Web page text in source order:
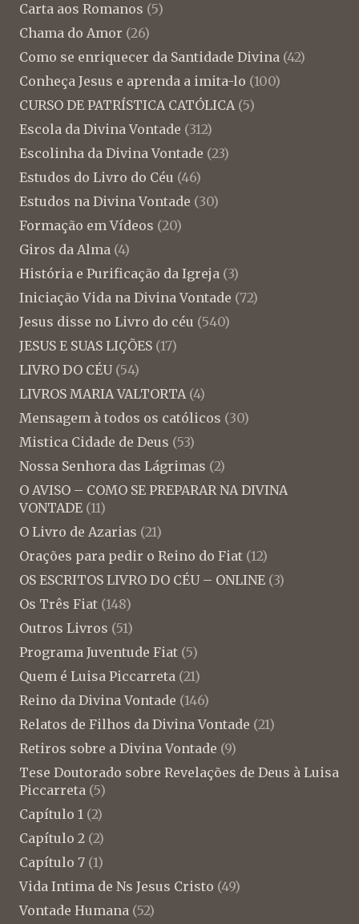
Carta aos Romanos (5)
Chama do Amor (26)
Como se enriquecer da Santidade Divina (42)
Conheça Jesus e aprenda a imita-lo (100)
CURSO DE PATRÍSTICA CATÓLICA(5)
Escola da Divina Vontade (312)
Escolinha da Divina Vontade (23)
Estudos do Livro do Céu (46)
Estudos na Divina Vontade (30)
Formação em Vídeos (20)
Giros da Alma (4)
História e Purificação da Igreja (3)
Iniciação Vida na Divina Vontade (72)
Jesus disse no Livro do céu (540)
JESUS E SUAS LIÇÕES (17)
LIVRO DO CÉU (54)
LIVROS MARIA VALTORTA(4)
Mensagem à todos os católicos (30)
Mistica Cidade de Deus (53)
Nossa Senhora das Lágrimas (2)
O AVISO – COMO SE PREPARAR NA DIVINA
VONTADE (11)
O Livro de Azarias (21)
Orações para pedir o Reino do Fiat (12)
OS ESCRITOS LIVRO DO CÉU – ONLINE (3)
Os Três Fiat (148)
Outros Livros (51)
Programa Juventude Fiat (5)
Quem é Luisa Piccarreta (21)
Reino da Divina Vontade (146)
Relatos de Filhos da Divina Vontade (21)
Retiros sobre a Divina Vontade (9)
Tese Doutorado sobre Revelações de Deus à Luisa
Piccarreta (5)
Capítulo 1 (2)
Capítulo 2 (2)
Capítulo 7 (1)
Vida Intima de Ns Jesus Cristo (49)
Vontade Humana (52)